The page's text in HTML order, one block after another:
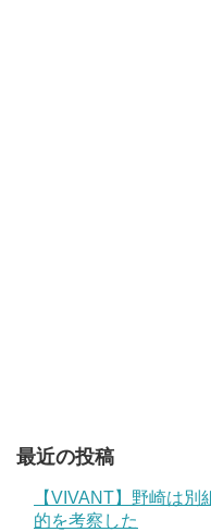
最近の投稿
【VIVANT】野崎は
的を考察した